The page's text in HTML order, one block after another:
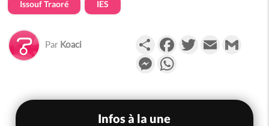
Issouf Traoré IES
Par Koaci PartagerFacebookTwitterEmail
Messenger
Infos à la une